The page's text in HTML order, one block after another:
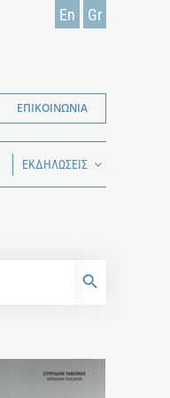
En Gr
ΕΠΙΚΟΙΝΩΝΙΑ
ΕΚΔΗΛΩΣΕΙΣ